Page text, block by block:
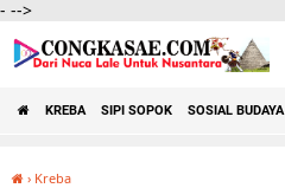
- -->
KREBA SIPI SOPOK SOSIAL BUDAYA
› Kreba